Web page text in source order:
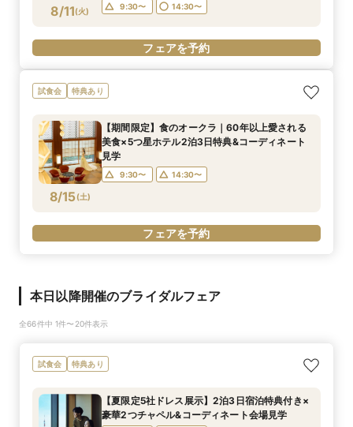
8/11(火) 9:30〜 14:30〜
フェアを予約
試食会 特典あり
8/15(土)
【期間限定】食のオークラ｜60年以上愛される
美食×5つ星ホテル2泊3日特典&コーディネート
見学
9:30〜 14:30〜
フェアを予約
本日以降開催のブライダルフェア
全66件中 1件〜20件表示
試食会 特典あり
【夏限定5社ドレス展示】2泊3日宿泊特典付き×
豪華2つチャペル&コーディネート会場見学